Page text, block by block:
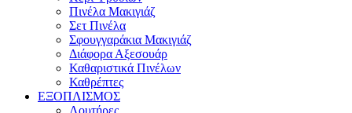
Πινέλα Μακιγιάζ
Σετ Πινέλα
Σφουγγαράκια Μακιγιάζ
Διάφορα Αξεσουάρ
Καθαριστικά Πινέλων
Καθρέπτες
ΕΞΟΠΛΙΣΜΟΣ
Λουτήρες